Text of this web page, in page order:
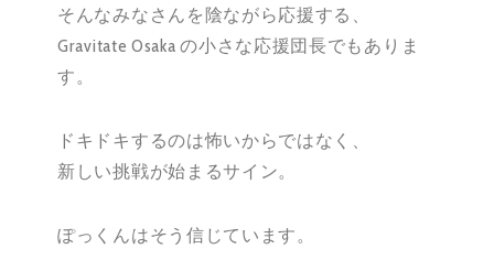
そんなみなさんを陰ながら応援する、
Gravitate Osaka の小さな応援団長でもありま
す。
ドキドキするのは怖いからではなく、
新しい挑戦が始まるサイン。
ぽっくんはそう信じています。